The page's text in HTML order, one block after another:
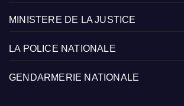
MINISTERE DE LA JUSTICE
LA POLICE NATIONALE
GENDARMERIE NATIONALE